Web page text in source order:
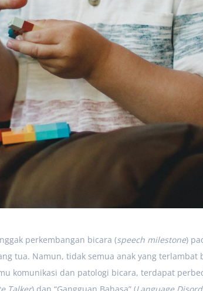
perkembangan bicara (speech milestone)
tua. Namun, tidak semua anak yang terlambat
komunikasi dan patologi bicara, terdapat
Talker) dan “Gangguan Bahasa” (Language